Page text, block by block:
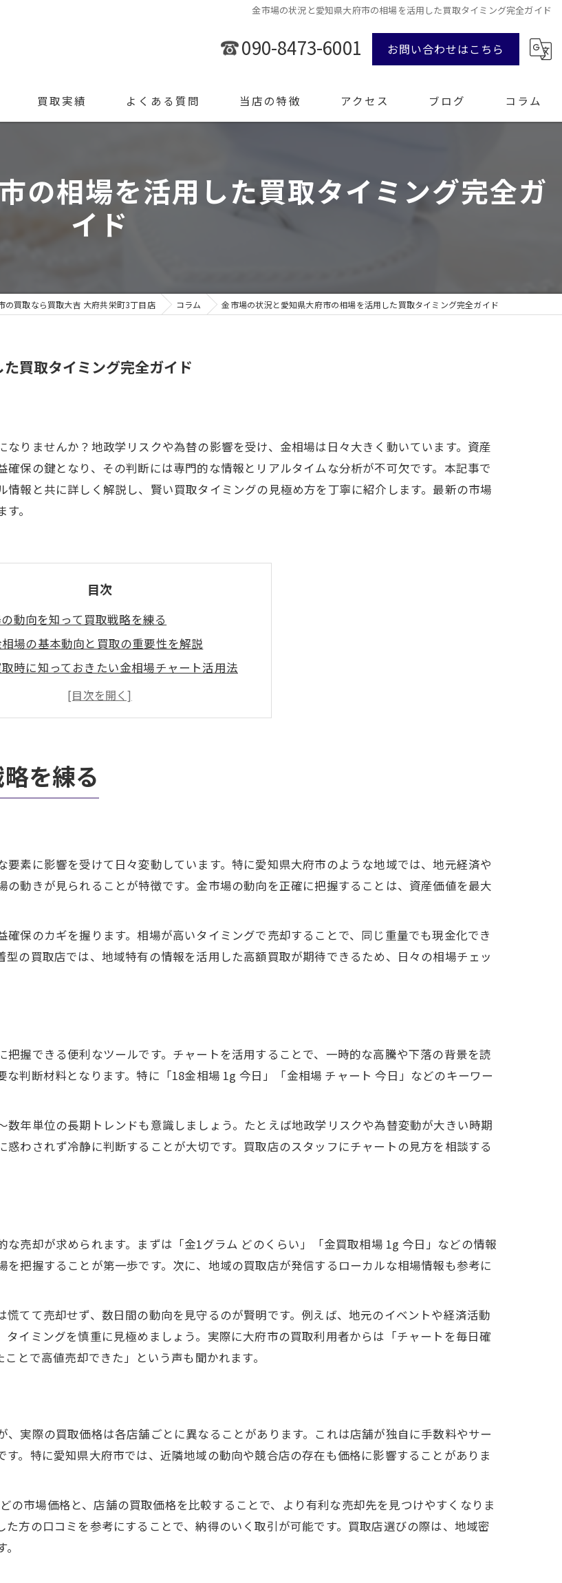
金市場の状況と愛知県大府市の相場を活用した買取タイミング完全ガイド
090-8473-6001 お問い合わせはこちら
買取実績 よくある質問 当店の特徴
ブランド品
アクセス ブログ コラム
の相場を活用した買取タイミング完全ガ
イド
の買取なら買取大吉 大府共栄町3丁目店 コラム 金市場の状況と愛知県大府市の相場を活用した買取タイミング完全ガイド
買取タイミング完全ガイド
りませんか？地政学リスクや為替の影響を受け、金相場は日々大きく動いています。資産
保の鍵となり、その判断には専門的な情報とリアルタイムな分析が不可欠です。本記事で
報と共に詳しく解説し、賢い買取タイミングの見極め方を丁寧に紹介します。最新の市場
。
目次
動向を知って買取戦略を練る
場の基本動向と買取の重要性を解説
取時に知っておきたい金相場チャート活用法
相場を踏まえた成功する買取戦略の立て方
場と買取店の動きを比較してみよう
から読む金相場の変動ポイント
場の変動要因を市場状況から読み解く
学リスクが金相場と買取に与える影響
状況で異なる金相場買取タイミングの特徴
場を知って地元買取を有利に進める方法
場チャートを活用した買取の基礎知識
ートで発見する賢い買取タイミング
場チャート分析で買取時期を見極める方法
場チャートで高値買取のチャンスを探る
の金相場情報を生かした買取戦略
場トレンドと買取戦略の関係性を探る
場の今後を読む資産運用のポイント
場の変化を生かした資産価値の高め方
さない買取時期の見極め方に迫る
場の高値を狙う買取タイミングの見分け方
場のピーク期を活用した賢い買取方法
場と連動する買取の最良タイミングを解説
を練る
素に影響を受けて日々変動しています。特に愛知県大府市のような地域では、地元経済や
動きが見られることが特徴です。金市場の動向を正確に把握することは、資産価値を最大
保のカギを握ります。相場が高いタイミングで売却することで、同じ重量でも現金化でき
の買取店では、地域特有の情報を活用した高額買取が期待できるため、日々の相場チェッ
握できる便利なツールです。チャートを活用することで、一時的な高騰や下落の背景を読
判断材料となります。特に「18金相場 1g 今日」「金相場 チャート 今日」などのキーワー
年単位の長期トレンドも意識しましょう。たとえば地政学リスクや為替変動が大きい時期
わされず冷静に判断することが大切です。買取店のスタッフにチャートの見方を相談する
売却が求められます。まずは「金1グラム どのくらい」「金買取相場 1g 今日」などの情報
把握することが第一歩です。次に、地域の買取店が発信するローカルな相場情報も参考に
てて売却せず、数日間の動向を見守るのが賢明です。例えば、地元のイベントや経済活動
イミングを慎重に見極めましょう。実際に大府市の買取利用者からは「チャートを毎日確
とで高値売却できた」という声も聞かれます。
実際の買取価格は各店舗ごとに異なることがあります。これは店舗が独自に手数料やサー
。特に愛知県大府市では、近隣地域の動向や競合店の存在も価格に影響することがありま
市場価格と、店舗の買取価格を比較することで、より有利な売却先を見つけやすくなりま
方の口コミを参考にすることで、納得のいく取引が可能です。買取店選びの際は、地域密